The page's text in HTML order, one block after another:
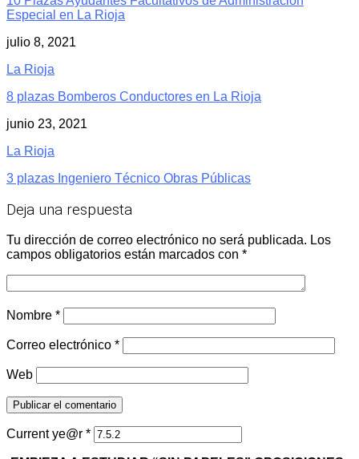
Especial en La Rioja
julio 8, 2021
La Rioja
8 plazas Bomberos Conductores en La Rioja
junio 23, 2021
La Rioja
3 plazas Ingeniero Técnico Obras Públicas
Deja una respuesta
Tu dirección de correo electrónico no será publicada. Los
campos obligatorios están marcados con *
Nombre *
Correo electrónico *
Web
Current ye@r *